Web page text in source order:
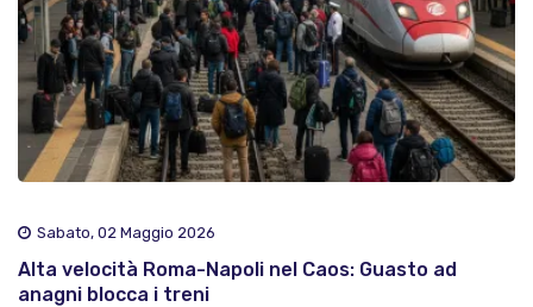
Sabato, 02 Maggio 2026
Alta velocità Roma-Napoli nel Caos: Guasto ad
anagni blocca i treni